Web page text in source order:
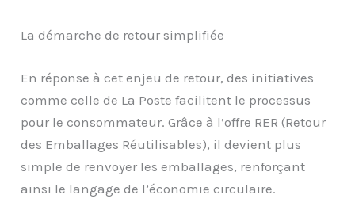
La démarche de retour simplifiée
En réponse à cet enjeu de retour, des initiatives
comme celle de La Poste facilitent le processus
pour le consommateur. Grâce à l’offre RER (Retour
des Emballages Réutilisables), il devient plus
simple de renvoyer les emballages, renforçant
ainsi le langage de l’économie circulaire.